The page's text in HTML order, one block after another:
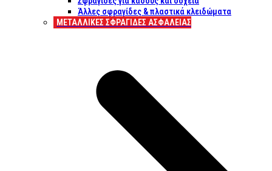
Άλλες σφραγίδες & πλαστικά κλειδώματα
ΜΕΤΑΛΛΙΚΕΣ ΣΦΡΑΓΙΔΕΣ ΑΣΦΑΛΕΙΑΣ